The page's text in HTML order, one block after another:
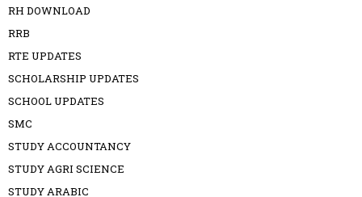
RH DOWNLOAD
RRB
RTE UPDATES
SCHOLARSHIP UPDATES
SCHOOL UPDATES
SMC
STUDY ACCOUNTANCY
STUDY AGRI SCIENCE
STUDY ARABIC